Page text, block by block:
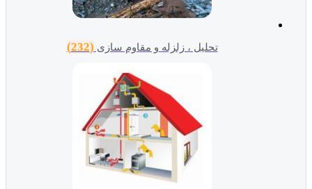
تحلیل ، زلزله و مقاوم سازی (232)